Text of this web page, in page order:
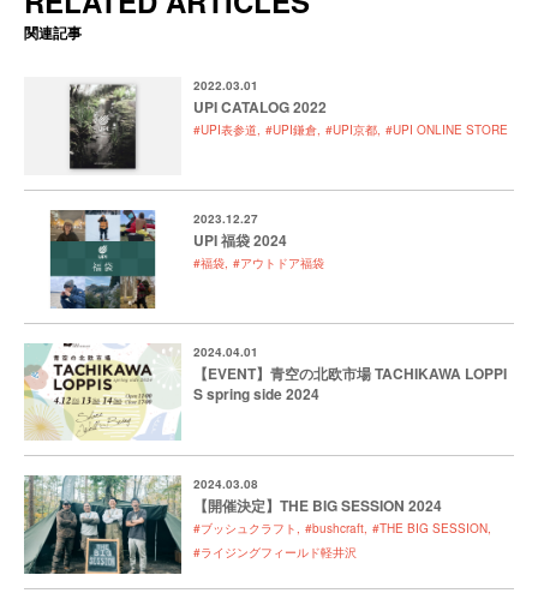
関連記事
2022.03.01
UPI CATALOG 2022
#UPI表参道 #UPI鎌倉 #UPI京都 #UPI ONLINE STORE
2023.12.27
UPI 福袋 2024
#福袋 #アウトドア福袋
2024.04.01
【EVENT】青空の北欧市場 TACHIKAWA LOPPI
S spring side 2024
2024.03.08
【開催決定】THE BIG SESSION 2024
#ブッシュクラフト #bushcraft #THE BIG SESSION
#ライジングフィールド軽井沢